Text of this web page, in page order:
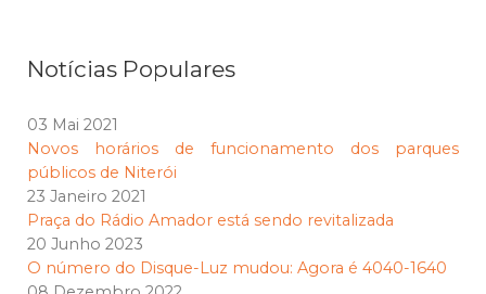
Notícias Populares
03 Mai 2021
Novos horários de funcionamento dos parques
públicos de Niterói
23 Janeiro 2021
Praça do Rádio Amador está sendo revitalizada
20 Junho 2023
O número do Disque-Luz mudou: Agora é 4040-1640